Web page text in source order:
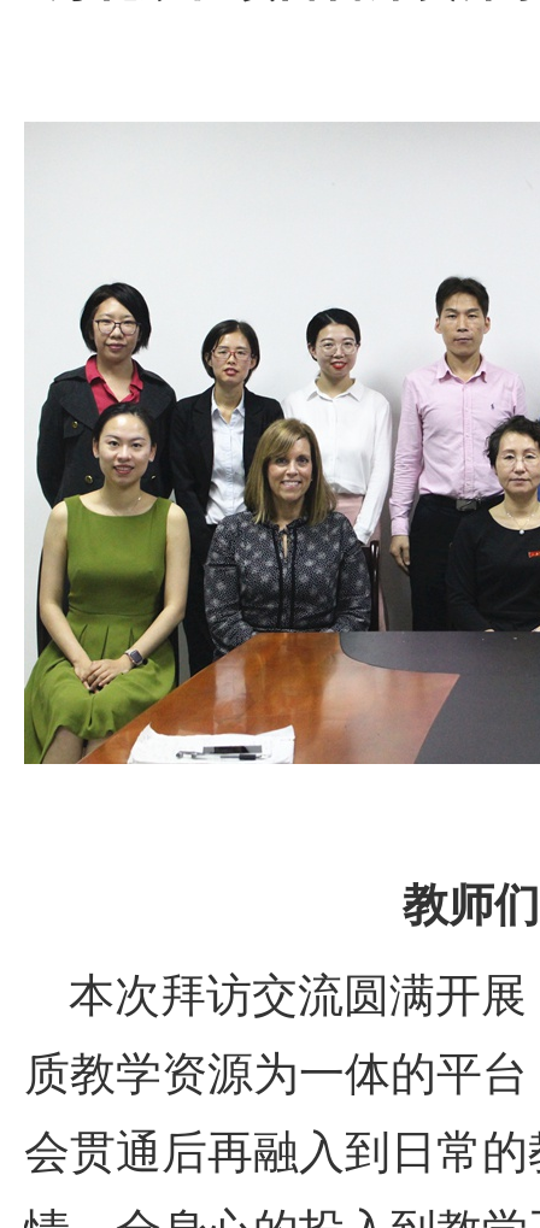
教师
本次拜访交流圆满开
质教学资源为一体的平
会贯通后再融入到日常